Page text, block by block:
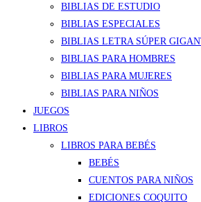
BIBLIAS DE ESTUDIO
BIBLIAS ESPECIALES
BIBLIAS LETRA SÚPER
BIBLIAS PARA HOMBRES
BIBLIAS PARA MUJERES
BIBLIAS PARA NIÑOS
JUEGOS
LIBROS
LIBROS PARA BEBÉS
BEBÉS
CUENTOS PARA NIÑOS
EDICIONES COQUITO